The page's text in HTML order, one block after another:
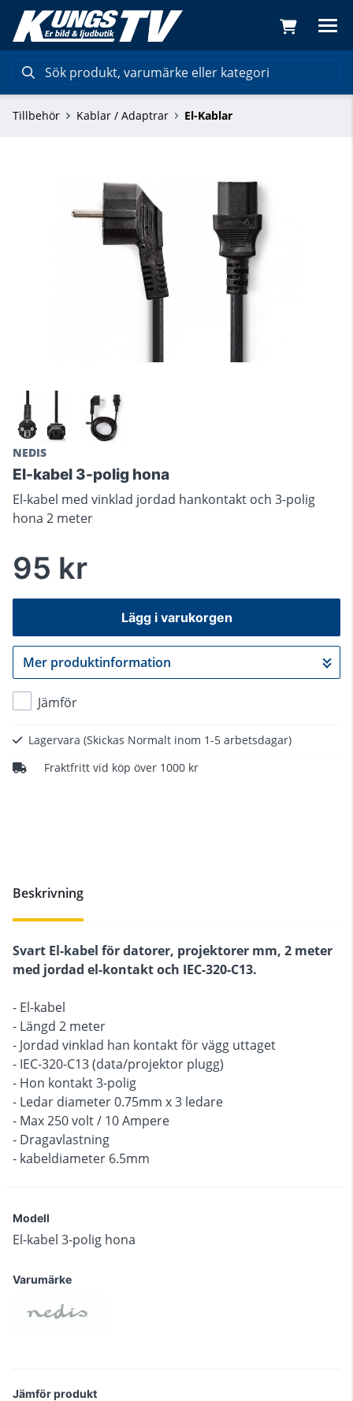
Tillbehör Kablar / Adaptrar El-Kablar
NEDIS
El-kabel 3-polig hona
El-kabel med vinklad jordad hankontakt och 3-polig
hona 2 meter
95 kr
Lägg i varukorgen
Gå till kassan
Mer produktinformation
Jämför
Lagervara (Skickas Normalt inom 1-5 arbetsdagar)
Fraktfritt vid köp över 1000 kr
Beskrivning
Svart El-kabel för datorer, projektorer mm, 2 meter
med jordad el-kontakt och IEC-320-C13.
- El-kabel
- Längd 2 meter
- Jordad vinklad han kontakt för vägg uttaget
- IEC-320-C13 (data/projektor plugg)
- Hon kontakt 3-polig
- Ledar diameter 0.75mm x 3 ledare
- Max 250 volt / 10 Ampere
- Dragavlastning
- kabeldiameter 6.5mm
Modell
El-kabel 3-polig hona
Varumärke
Jämför produkt